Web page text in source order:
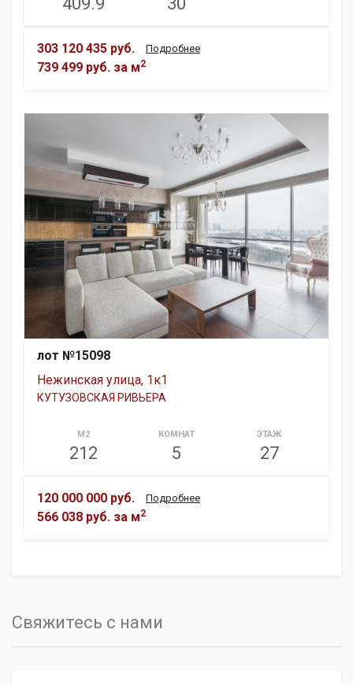
303 120 435 руб.
739 499 руб. за м2
Подробнее
лот №15098
Нежинская улица, 1к1
КУТУЗОВСКАЯ РИВЬЕРА
М2
212
КОМНАТ
5
ЭТАЖ
27
120 000 000 руб.
566 038 руб. за м2
Подробнее
Свяжитесь с нами